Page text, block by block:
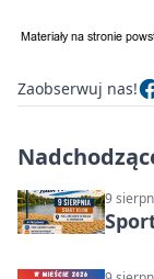
Zaobserwuj nas!
9